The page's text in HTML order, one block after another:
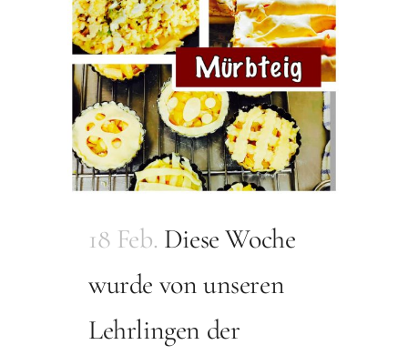
18 Feb. Diese Woche
wurde von unseren
Lehrlingen der